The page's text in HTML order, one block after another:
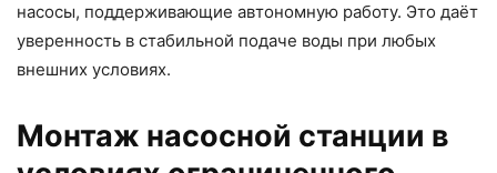
насосы, поддерживающие автономную работу. Это даёт
уверенность в стабильной подаче воды при любых
внешних условиях.
Монтаж насосной станции в